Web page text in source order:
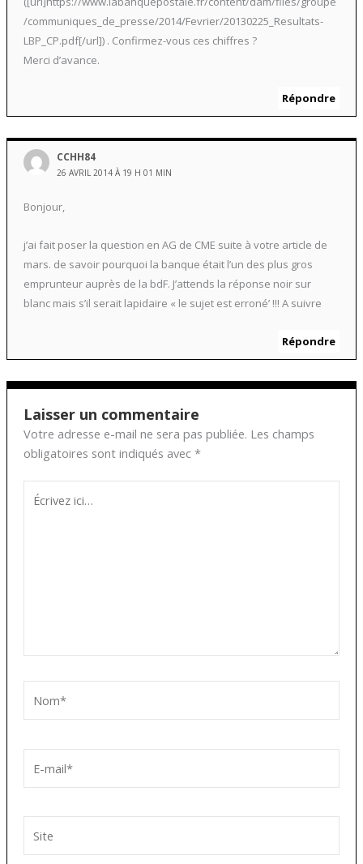
/communiques_de_presse/2014/Fevrier/20130225_Resultats-
LBP_CP.pdf[/url]) . Confirmez-vous ces chiffres ?
Merci d’avance.
Répondre
CCHH84
26 AVRIL 2014 À 19 H 01 MIN
Bonjour,
j’ai fait poser la question en AG de CME suite à votre article de
mars. de savoir pourquoi la banque était l’un des plus gros
emprunteur auprès de la bdF. J’attends la réponse noir sur
blanc mais s’il serait lapidaire « le sujet est erroné’ !!! A suivre
Répondre
Laisser un commentaire
Votre adresse e-mail ne sera pas publiée. Les champs
obligatoires sont indiqués avec *
ici…
mail*